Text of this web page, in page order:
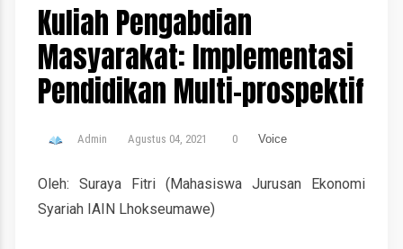
Kuliah Pengabdian
Masyarakat: Implementasi
Pendidikan Multi-prospektif
Admin Agustus 04, 2021 0 Voice
Oleh:Suraya Fitri (Mahasiswa Jurusan Ekonomi
Syariah IAIN Lhokseumawe)